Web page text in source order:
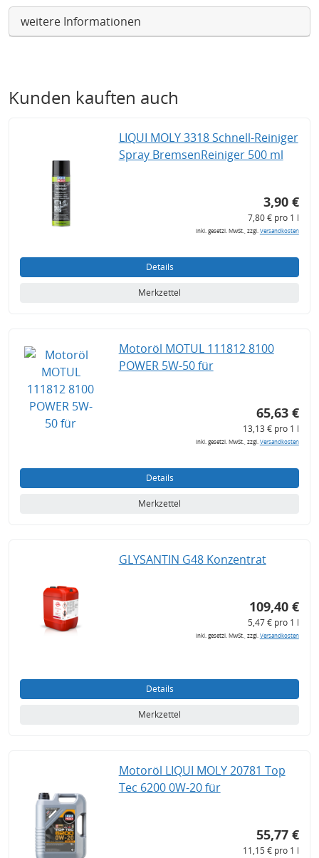
weitere Informationen
Kunden kauften auch
LIQUI MOLY 3318 Schnell-Reiniger
Spray BremsenReiniger 500 ml
3,90 €
7,80 € pro 1 l
inkl. gesetzl. MwSt., zzgl.Versandkosten
Details
Merkzettel
Motoröl MOTUL 111812 8100
POWER 5W-50 für
65,63 €
13,13 € pro 1 l
inkl. gesetzl. MwSt., zzgl.Versandkosten
Details
Merkzettel
GLYSANTIN G48 Konzentrat
109,40 €
5,47 € pro 1 l
inkl. gesetzl. MwSt., zzgl.Versandkosten
Details
Merkzettel
Motoröl LIQUI MOLY 20781 Top
Tec 6200 0W-20 für
55,77 €
11,15 € pro 1 l